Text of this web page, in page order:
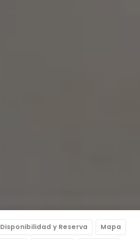
Disponibilidad y Reserva Mapa